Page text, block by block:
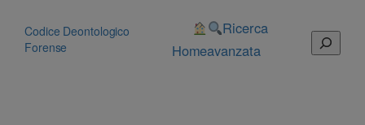
contenuto
Codice Deontologico
Forense
Home
Ricerca
avanzata
Cerca